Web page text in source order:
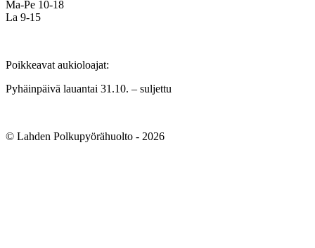
Ma-Pe 10-18
La 9-15
Poikkeavat aukioloajat:
Pyhäinpäivä lauantai 31.10. – suljettu
© Lahden Polkupyörähuolto - 2026